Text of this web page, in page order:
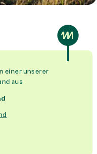
einer unserer
aus